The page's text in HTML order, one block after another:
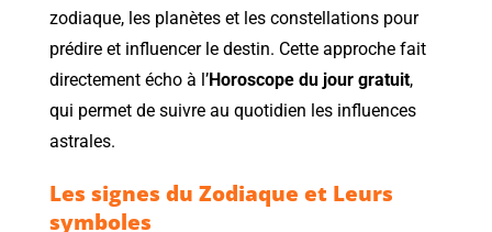
zodiaque, les planètes et les constellations pour
prédire et influencer le destin. Cette approche fait
directement écho à l’Horoscope du jour gratuit,
qui permet de suivre au quotidien les influences
astrales.
Les signes du Zodiaque et Leurs
symboles